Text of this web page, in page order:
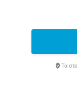
Τα